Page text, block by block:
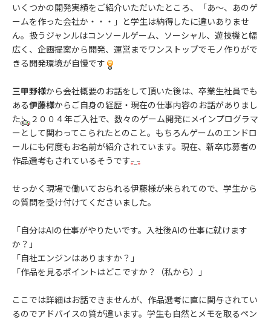
いくつかの開発実績をご紹介いただいたところ、「あ～、あのゲ
ームを作った会社か・・・」と学生は納得したに違いありませ
ん。扱うジャンルはコンソールゲーム、ソーシャル、遊技機と幅
広く、企画提案から開発、運営までワンストップでモノ作りがで
きる開発環境が自慢です
三甲野様から会社概要のお話をして頂いた後は、卒業生社員でも
ある伊藤様からご自身の経歴・現在の仕事内容のお話がありまし
た
２００４年ご入社で、数々のゲーム開発にメインプログラマ
ーとして関わってこられたとのこと。もちろんゲームのエンドロ
ールにも何度もお名前が紹介されています。現在、新卒応募者の
作品選考もされているそうです
せっかく現場で働いておられる伊藤様が来られてので、学生から
の質問を受け付けてくださいました。
「自分はAIの仕事がやりたいです。入社後AIの仕事に就けます
か？」
「自社エンジンはありますか？」
「作品を見るポイントはどこですか？（私から）」
ここでは詳細はお話できませんが、作品選考に直に関与されてい
るのでアドバイスの質が違います。学生も自然とメモを取るペン